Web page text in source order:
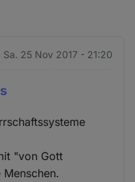
Sa. 25 Nov 2017 - 21:20
"von Gott